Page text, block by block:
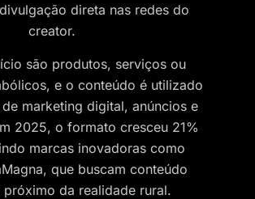
direta nas redes do
creator.
são produtos, serviços ou
e o conteúdo é utilizado
marketing digital, anúncios e
2025, o formato cresceu 21%
marcas inovadoras como
que buscam conteúdo
próximo da realidade rural.